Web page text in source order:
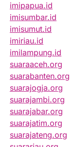
imipapua.id
imisumbar.id
imisumut.id
imiriau.id
imilampung.id
suaraaceh.org
suarabanten.org
suarajogja.org
suarajambi.org
suarajabar.org
suarajatim.org
suarajateng.org